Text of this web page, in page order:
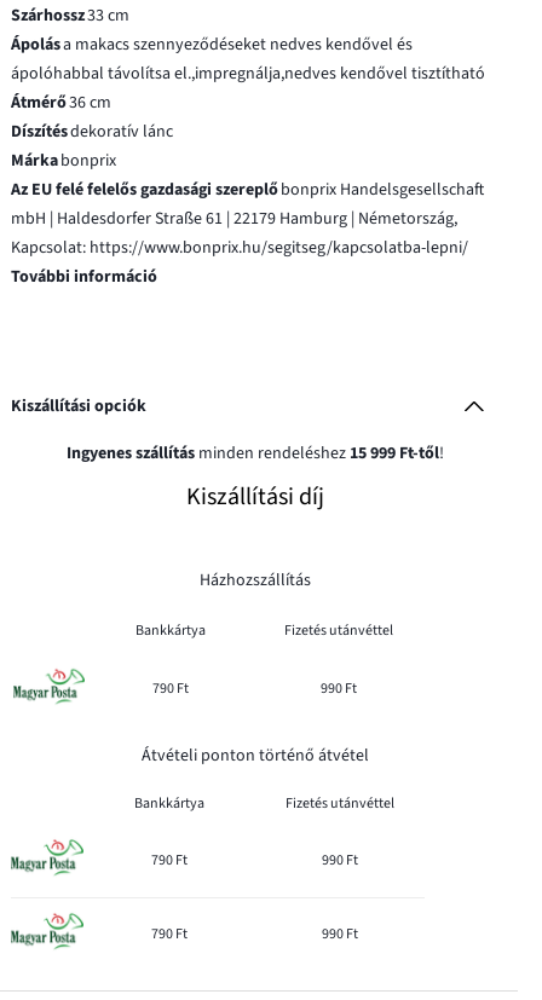
Szárhossz33 cm
Ápolása makacs szennyeződéseket nedves kendővel és
ápolóhabbal távolítsa el.,impregnálja,nedves kendővel tisztítható
Átmérő36 cm
Díszítésdekoratív lánc
Márkabonprix
Az EU felé felelős gazdasági szereplőbonprix Handelsgesellschaft
mbH | Haldesdorfer Straße 61 | 22179 Hamburg | Németország,
Kapcsolat: https://www.bonprix.hu/segitseg/kapcsolatba-lepni/
További információ
Kiszállítási opciók
Ingyenes szállításminden rendeléshez 15 999 Ft-től!
Kiszállítási díj
Házhozszállítás
Bankkártya Fizetés utánvéttel
790 Ft 990 Ft
Átvételi ponton történő átvétel
Bankkártya Fizetés utánvéttel
790 Ft 990 Ft
790 Ft 990 Ft